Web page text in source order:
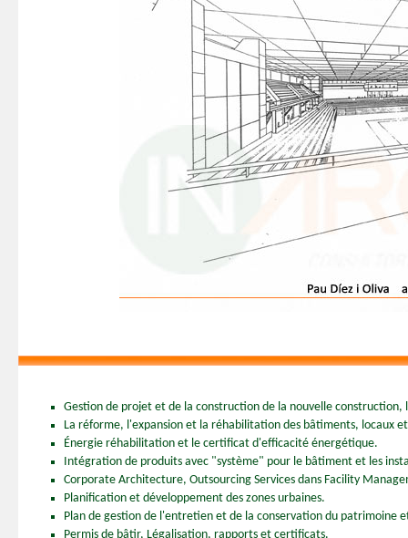
Gestion de projet et de la construction de la nouvelle
La réforme, l'expansion et la réhabilitation des bâtiments, locaux
Énergie réhabilitation et le certificat d'efficacité énergétique.
Intégration de produits avec "système" pour le bâtiment et les
Corporate Architecture, Outsourcing Services dans Facility
Planification et développement des zones urbaines.
Plan de gestion de l'entretien et de la conservation du patrimoine
Permis de bâtir, Légalisation, rapports et certificats.